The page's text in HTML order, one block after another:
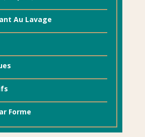
Au Lavage
Forme